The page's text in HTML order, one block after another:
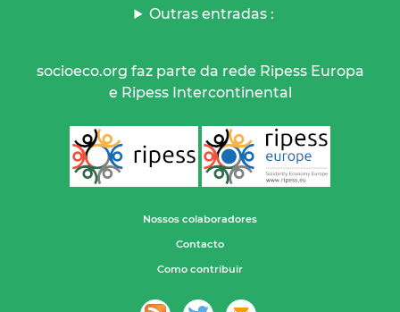
Outras entradas :
socioeco.org faz parte da rede Ripess Europa
e Ripess Intercontinental
Nossos colaboradores
Contacto
Como contribuir